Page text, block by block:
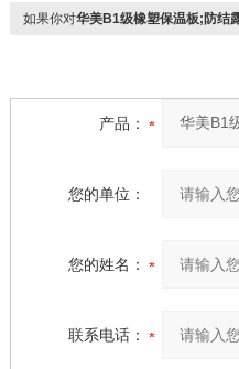
如果你对华美B1级橡塑保温板;防结
产品：
您的单位：
您的姓名：
联系电话：